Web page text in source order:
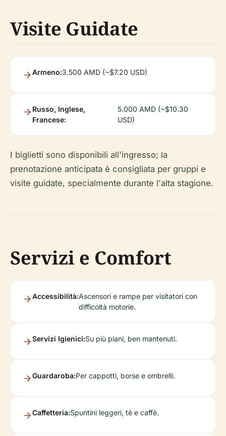
Visite Guidate
Armeno:3.500 AMD (~$7.20 USD)
Russo, Inglese,
Francese:
5.000 AMD (~$10.30
USD)
I biglietti sono disponibili all'ingresso; la
prenotazione anticipata è consigliata per gruppi e
visite guidate, specialmente durante l'alta stagione.
Servizi e Comfort
Accessibilità:Ascensori e rampe per visitatori con
difficoltà motorie.
Servizi Igienici:Su più piani, ben mantenuti.
Guardaroba:Per cappotti, borse e ombrelli.
Caffetteria:Spuntini leggeri, tè e caffè.